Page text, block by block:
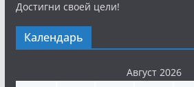
Достигни своей цели!
Календарь
Август 2026